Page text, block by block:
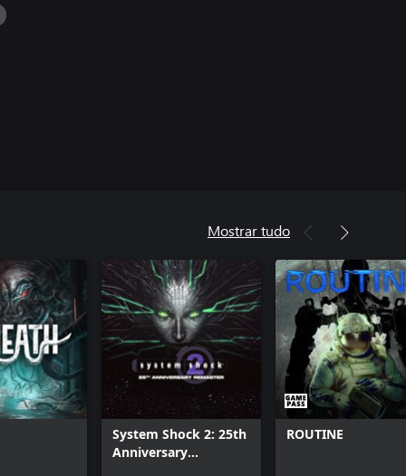
Mostrar tudo
System Shock 2: 25th
Anniversary
ROUTINE